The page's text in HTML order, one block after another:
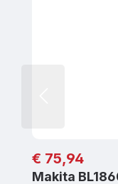
Regulärer
€ 75,94
Makita